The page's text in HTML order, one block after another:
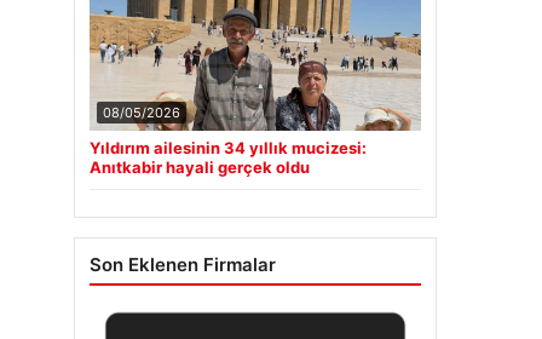
08/05/2026
Yıldırım ailesinin 34 yıllık mucizesi:
Anıtkabir hayali gerçek oldu
Son Eklenen Firmalar